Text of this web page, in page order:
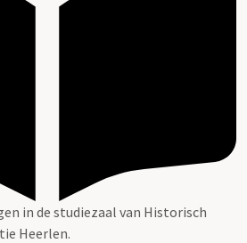
in de studiezaal van Historisch
Heerlen.